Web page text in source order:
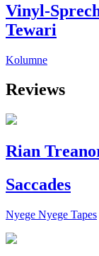
Vinyl-
Tewari
Kolumne
Reviews
Rian
Saccades
Nyege Nyege Tapes